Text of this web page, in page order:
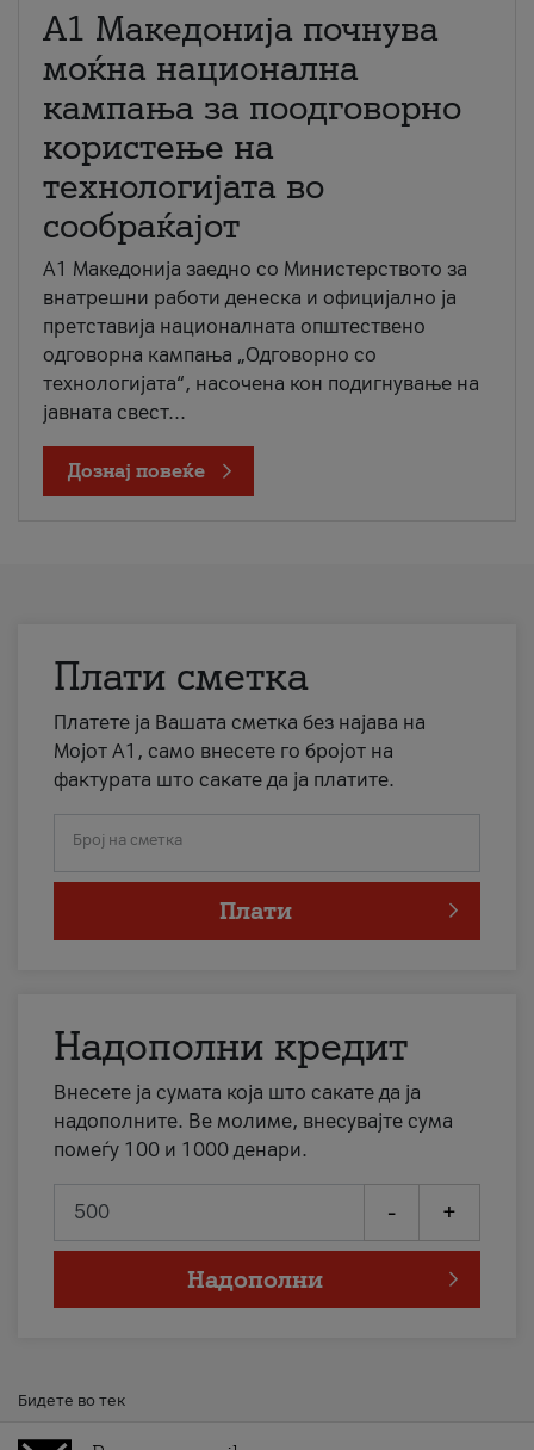
A1 Македонија почнува
моќна национална
кампања за поодговорно
користење на
технологијата во
сообраќајот
A1 Македонија заедно со Министерството за
внатрешни работи денеска и официјално ја
претставија националната општествено
одговорна кампања „Одговорно со
технологијата“, насочена кон подигнување на
јавната свест...
Дознај повеќе
Плати сметка
Платете ја Вашата сметка без најава на
Мојот А1, само внесете го бројот на
фактурата што сакате да ја платите.
Број на сметка
Плати
Надополни кредит
Внесете ја сумата која што сакате да ја
надополните. Ве молиме, внесувајте сума
помеѓу 100 и 1000 денари.
- +
Надополни
Бидете во тек